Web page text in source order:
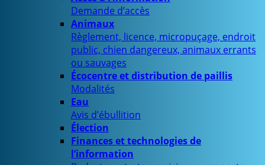
Demande d’accès
Animaux
Règlement, licence, micropuçage, endroit
public, chien dangereux, animaux errants
ou sauvages
Écocentre et distribution de paillis
Modalités
Eau
Avis d’ébullition
Élection
Finances et technologies de
l’information